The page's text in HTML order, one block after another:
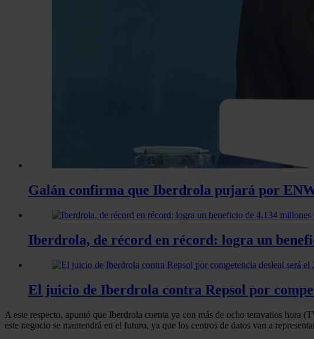
que hayan recopilado a partir del uso
Galán confirma que Iberdrola pujará por
Iberdrola, de récord en récord: logra un
El juicio de Iberdrola contra Repsol por
A este respecto, apuntó que Iberdrola cuenta ya con más de ocho teravatios hora
este negocio se mantendrá en el futuro, ya que los centros de datos van a